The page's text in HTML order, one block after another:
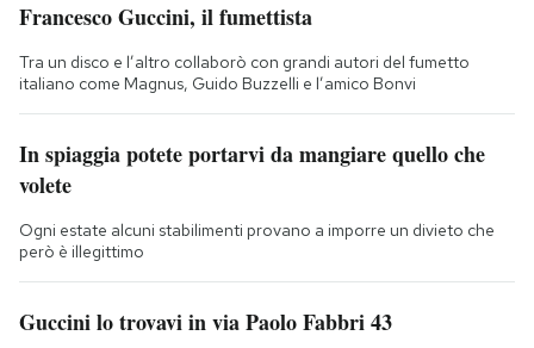
Francesco Guccini, il fumettista
Tra un disco e l’altro collaborò con grandi autori del fumetto
italiano come Magnus, Guido Buzzelli e l’amico Bonvi
In spiaggia potete portarvi da mangiare quello che
volete
Ogni estate alcuni stabilimenti provano a imporre un divieto che
però è illegittimo
Guccini lo trovavi in via Paolo Fabbri 43